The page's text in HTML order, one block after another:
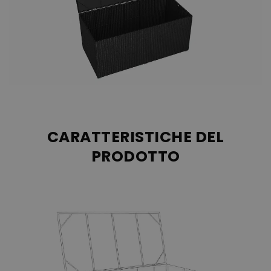
in spazi più piccoli. Il baule portaoggetti trova ugualmente ovunque
un posto per esservi utile e offrire così un comfort aggiuntivo
nell'utilizzo dei vostri mobili in polyrattan. Il baule portacuscini non
è impermeabile al 100%, motivo per cui in caso di pioggia si
consiglia una protezione dalle intemperie, che è inclusa nella
CARATTERISTICHE DEL
PRODOTTO